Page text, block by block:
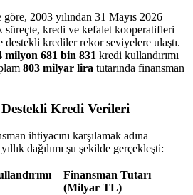
2003 yılından 31 Mayıs 2026
süreçte, kredi ve kefalet kooperatifleri
destekli krediler rekor seviyelere ulaştı.
milyon 681 bin 831 kredi kullandırımı
803 milyar lira tutarında finansman
Kredi Verileri
ihtiyacını karşılamak adına
dağılımı şu şekilde gerçekleşti:
Finansman Tutarı
(Milyar TL)